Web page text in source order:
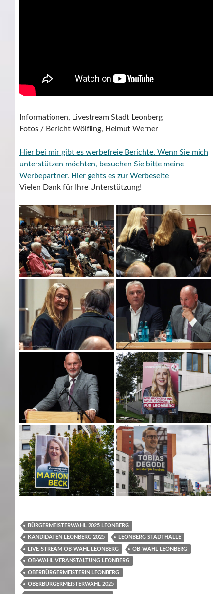
Informationen, Livestream Stadt Leonberg
Fotos / Bericht Wölfling, Helmut Werner
Hier bei mir gibt es werbefreie Berichte. Wenn Sie mich
unterstützen möchten, besuchen Sie bitte meine
Werbepartner. Hier gehts es zur Werbeseite
Vielen Dank für Ihre Unterstützung!
BÜRGERMEISTERWAHL 2025 LEONBERG
KANDIDATEN LEONBERG 2025 LEONBERG STADTHALLE
LIVE-STREAM OB-WAHL LEONBERG OB-WAHL LEONBERG
OB-WAHL VERANSTALTUNG LEONBERG
OBERBÜRGERMEISTERIN LEONBERG
OBERBÜRGERMEISTERWAHL 2025